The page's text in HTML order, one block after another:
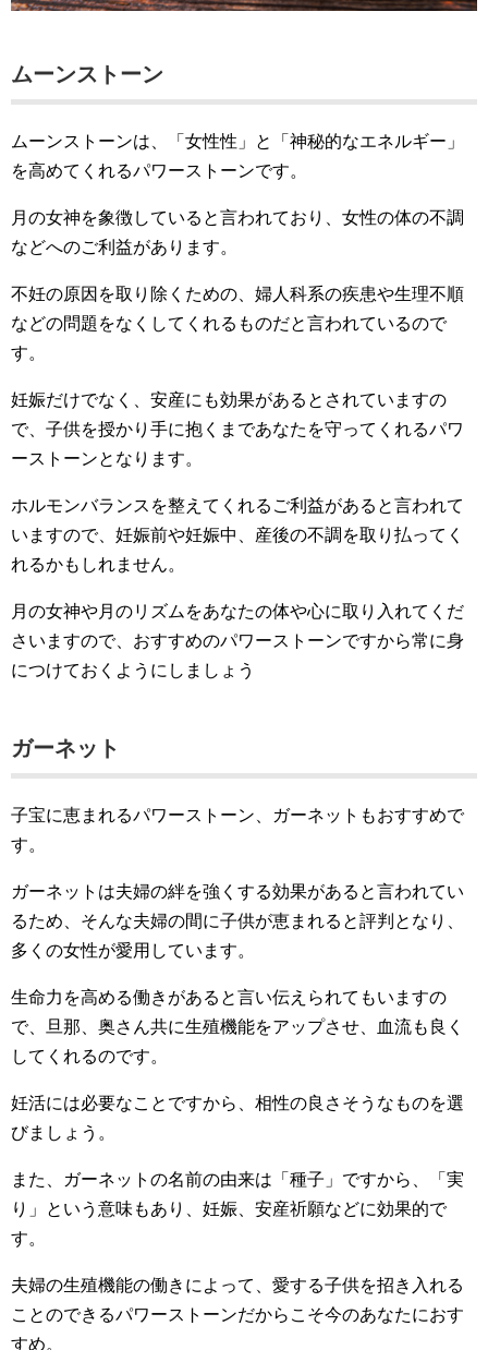
ムーンストーン
ムーンストーンは、「女性性」と「神秘的なエネルギー」
を高めてくれるパワーストーンです。
月の女神を象徴していると言われており、女性の体の不調
などへのご利益があります。
不妊の原因を取り除くための、婦人科系の疾患や生理不順
などの問題をなくしてくれるものだと言われているので
す。
妊娠だけでなく、安産にも効果があるとされていますの
で、子供を授かり手に抱くまであなたを守ってくれるパワ
ーストーンとなります。
ホルモンバランスを整えてくれるご利益があると言われて
いますので、妊娠前や妊娠中、産後の不調を取り払ってく
れるかもしれません。
月の女神や月のリズムをあなたの体や心に取り入れてくだ
さいますので、おすすめのパワーストーンですから常に身
につけておくようにしましょう
ガーネット
子宝に恵まれるパワーストーン、ガーネットもおすすめで
す。
ガーネットは夫婦の絆を強くする効果があると言われてい
るため、そんな夫婦の間に子供が恵まれると評判となり、
多くの女性が愛用しています。
生命力を高める働きがあると言い伝えられてもいますの
で、旦那、奥さん共に生殖機能をアップさせ、血流も良く
してくれるのです。
妊活には必要なことですから、相性の良さそうなものを選
びましょう。
また、ガーネットの名前の由来は「種子」ですから、「実
り」という意味もあり、妊娠、安産祈願などに効果的で
す。
夫婦の生殖機能の働きによって、愛する子供を招き入れる
ことのできるパワーストーンだからこそ今のあなたにおす
すめ。